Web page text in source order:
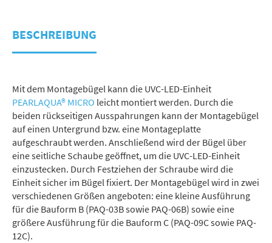
BESCHREIBUNG
Mit dem Montagebügel kann die UVC-LED-Einheit
PEARLAQUA® MICRO leicht montiert werden. Durch die
beiden rückseitigen Ausspahrungen kann der Montagebügel
auf einen Untergrund bzw. eine Montageplatte
aufgeschraubt werden. Anschließend wird der Bügel über
eine seitliche Schaube geöffnet, um die UVC-LED-Einheit
einzustecken. Durch Festziehen der Schraube wird die
Einheit sicher im Bügel fixiert. Der Montagebügel wird in zwei
verschiedenen Größen angeboten: eine kleine Ausführung
für die Bauform B (PAQ-03B sowie PAQ-06B) sowie eine
größere Ausführung für die Bauform C (PAQ-09C sowie PAQ-
12C).